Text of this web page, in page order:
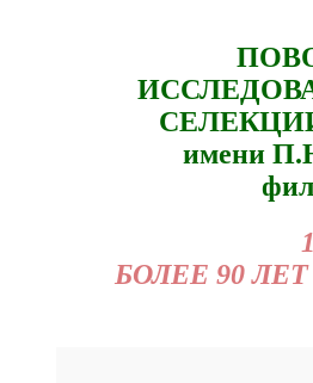
имени
БОЛЕЕ 90